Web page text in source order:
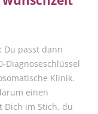
Du passt dann
Diagnoseschlüssel
Klinik.
einen
Dich im Stich, du